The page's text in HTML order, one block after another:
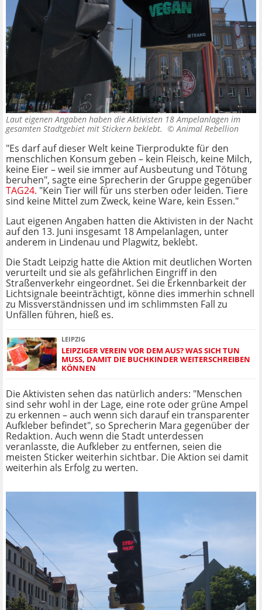
Laut eigenen Angaben haben die Aktivisten 18 Ampelanlagen im
gesamten Stadtgebiet mit Stickern beklebt. ©Animal Rebellion
"Es darf auf dieser Welt keine Tierprodukte für den
menschlichen Konsum geben – kein Fleisch, keine Milch,
keine Eier – weil sie immer auf Ausbeutung und Tötung
beruhen", sagte eine Sprecherin der Gruppe gegenüber
TAG24. "Kein Tier will für uns sterben oder leiden. Tiere
sind keine Mittel zum Zweck, keine Ware, kein Essen."
Laut eigenen Angaben hatten die Aktivisten in der Nacht
auf den 13. Juni insgesamt 18 Ampelanlagen, unter
anderem in Lindenau und Plagwitz, beklebt.
Die Stadt Leipzig hatte die Aktion mit deutlichen Worten
verurteilt und sie als gefährlichen Eingriff in den
Straßenverkehr eingeordnet. Sei die Erkennbarkeit der
Lichtsignale beeinträchtigt, könne dies immerhin schnell
zu Missverständnissen und im schlimmsten Fall zu
Unfällen führen, hieß es.
LEIPZIG
LEIPZIGER VEREIN VOR DEM AUS? WAS SICH TUN
MUSS, DAMIT DIE BUCHKINDER WEITERSCHREIBEN
KÖNNEN
Die Aktivisten sehen das natürlich anders: "Menschen
sind sehr wohl in der Lage, eine rote oder grüne Ampel
zu erkennen – auch wenn sich darauf ein transparenter
Aufkleber befindet", so Sprecherin Mara gegenüber der
Redaktion. Auch wenn die Stadt unterdessen
veranlasste, die Aufkleber zu entfernen, seien die
meisten Sticker weiterhin sichtbar. Die Aktion sei damit
weiterhin als Erfolg zu werten.